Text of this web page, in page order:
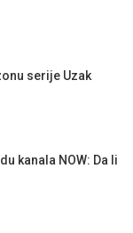
serije Uzak
kanala NOW: Da li